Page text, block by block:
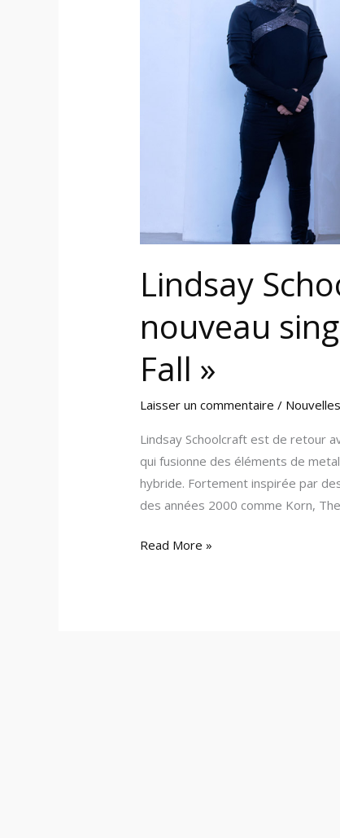
Lindsay
nouveau
Fall »
Laisser un commentaire / Nouvelles
Lindsay Schoolcraft est de retour
qui fusionne des éléments de
hybride. Fortement inspirée par
des années 2000 comme Korn,
Read More »